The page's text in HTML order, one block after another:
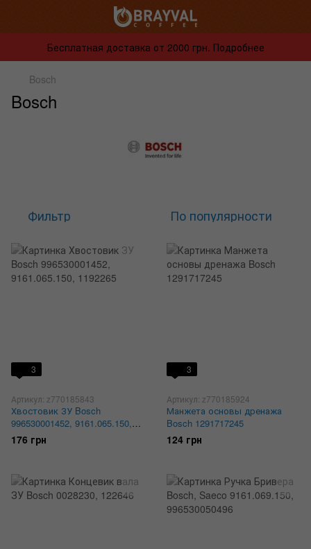
Бесплатная доставка от 2000 грн. Подробнее
Bosch
Bosch
Фильтр По популярности
3
Артикул: z770185843
Хвостовик ЗУ Bosch
996530001452, 9161.065.150,
1192265
176 грн
3
Артикул: z770185924
Манжета основы дренажа
Bosch 1291717245
124 грн